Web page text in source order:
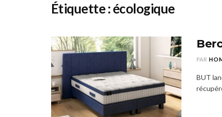
Étiquette :écologique
PAR
BUT